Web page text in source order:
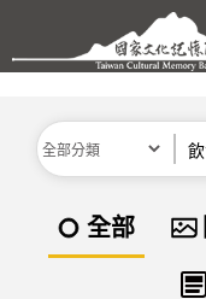
跳到主要內容區塊
分類
全部